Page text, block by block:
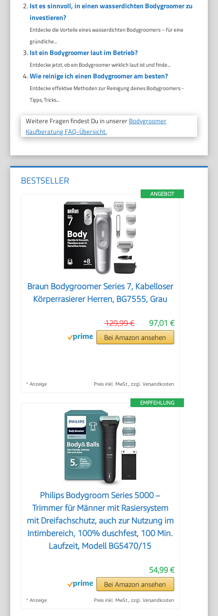
Ist es sinnvoll, in einen wasserdichten Bodygroomer zu
investieren?
Entdecke die Vorteile eines wasserdichten Bodygroomers – für eine
gründliche...
Ist ein Bodygroomer laut im Betrieb?
Entdecke jetzt, ob ein Bodygroomer wirklich laut ist und finde...
Wie reinige ich einen Bodygroomer am besten?
Entdecke effektive Methoden zur Reinigung deines Bodygroomers -
Tipps, Tricks...
Weitere Fragen findest Du in unserer Bodygroomer
Kaufberatung FAQ-Übersicht.
BESTSELLER
ANGEBOT
Braun Bodygroomer Series 7, Kabelloser
Körperrasierer Herren, BG7555, Grau
97,01 €
129,99 €
Bei Amazon ansehen
* Anzeige Preis inkl. MwSt., zzgl. Versandkosten
EMPFEHLUNG
Philips Bodygroom Series 5000 –
Trimmer für Männer mit Rasiersystem
mit Dreifachschutz, auch zur Nutzung im
Intimbereich, 100% duschfest, 100 Min.
Laufzeit, Modell BG5470/15
54,99 €
Bei Amazon ansehen
* Anzeige Preis inkl. MwSt., zzgl. Versandkosten